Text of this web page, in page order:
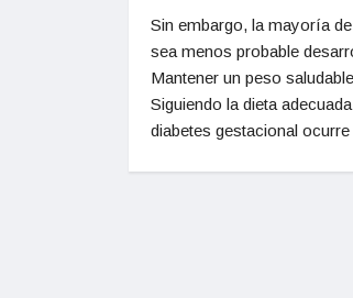
Sin embargo, la mayoría
sea menos probable
Mantener un peso
Siguiendo la dieta
diabetes gestacional